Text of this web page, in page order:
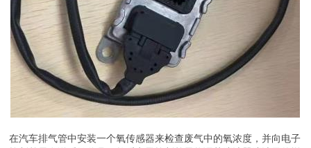
在汽车排气管中安装一个氧传感器来检查废气中的氧浓度，并向电子